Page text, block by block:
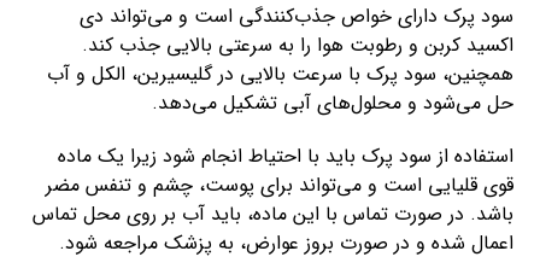
سود پرک دارای خواص جذب‌کنندگی است و می‌تواند دی
اکسید کربن و رطوبت هوا را به سرعتی بالایی جذب کند.
همچنین، سود پرک با سرعت بالایی در گلیسیرین، الکل و آب
حل می‌شود و محلول‌های آبی تشکیل می‌دهد.
استفاده از سود پرک باید با احتیاط انجام شود زیرا یک ماده
قوی قلیایی است و می‌تواند برای پوست، چشم و تنفس مضر
باشد. در صورت تماس با این ماده، باید آب بر روی محل تماس
اعمال شده و در صورت بروز عوارض، به پزشک مراجعه شود.